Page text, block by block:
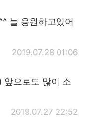
늘 응원하고있어
2019.07.28 01:06
앞으로도 많이 소
2019.07.27 22:52